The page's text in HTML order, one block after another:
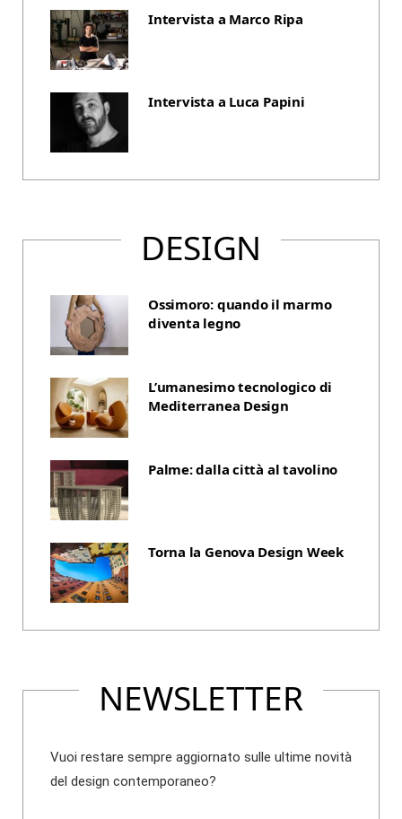
Intervista a Marco Ripa
Intervista a Luca Papini
DESIGN
Ossimoro: quando il marmo
diventa legno
L’umanesimo tecnologico di
Mediterranea Design
Palme: dalla città al tavolino
Torna la Genova Design Week
NEWSLETTER
Vuoi restare sempre aggiornato sulle ultime novità
del design contemporaneo?